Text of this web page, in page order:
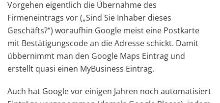
Vorgehen eigentlich die Übernahme des
Firmeneintrags vor („Sind Sie Inhaber dieses
Geschäfts?“) woraufhin Google meist eine Postkarte
mit Bestätigungscode an die Adresse schickt. Damit
übbernimmt man den Google Maps Eintrag und
erstellt quasi einen MyBusiness Eintrag.
Auch hat Google vor einigen Jahren noch automatisiert